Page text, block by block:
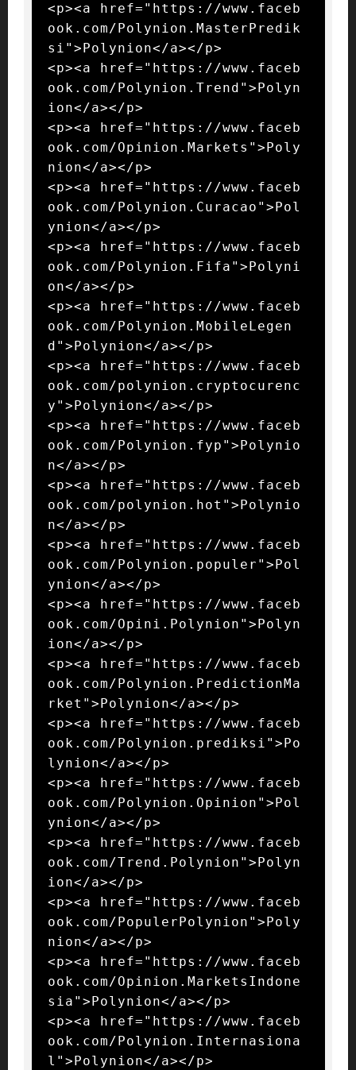
<p><a href="https://www.faceb
ook.com/Polynion.MasterPredik
si">Polynion</a></p>
<p><a href="https://www.faceb
ook.com/Polynion.Trend">Polyn
ion</a></p>
<p><a href="https://www.faceb
ook.com/Opinion.Markets">Poly
nion</a></p>
<p><a href="https://www.faceb
ook.com/Polynion.Curacao">Pol
ynion</a></p>
<p><a href="https://www.faceb
ook.com/Polynion.Fifa">Polyni
on</a></p>
<p><a href="https://www.faceb
ook.com/Polynion.MobileLegen
d">Polynion</a></p>
<p><a href="https://www.faceb
ook.com/polynion.cryptocurenc
y">Polynion</a></p>
<p><a href="https://www.faceb
ook.com/Polynion.fyp">Polynio
n</a></p>
<p><a href="https://www.faceb
ook.com/polynion.hot">Polynio
n</a></p>
<p><a href="https://www.faceb
ook.com/Polynion.populer">Pol
ynion</a></p>
<p><a href="https://www.faceb
ook.com/Opini.Polynion">Polyn
ion</a></p>
<p><a href="https://www.faceb
ook.com/Polynion.PredictionMa
rket">Polynion</a></p>
<p><a href="https://www.faceb
ook.com/Polynion.prediksi">Po
lynion</a></p>
<p><a href="https://www.faceb
ook.com/Polynion.Opinion">Pol
ynion</a></p>
<p><a href="https://www.faceb
ook.com/Trend.Polynion">Polyn
ion</a></p>
<p><a href="https://www.faceb
ook.com/PopulerPolynion">Poly
nion</a></p>
<p><a href="https://www.faceb
ook.com/Opinion.MarketsIndone
sia">Polynion</a></p>
<p><a href="https://www.faceb
ook.com/Polynion.Internasiona
l">Polynion</a></p>